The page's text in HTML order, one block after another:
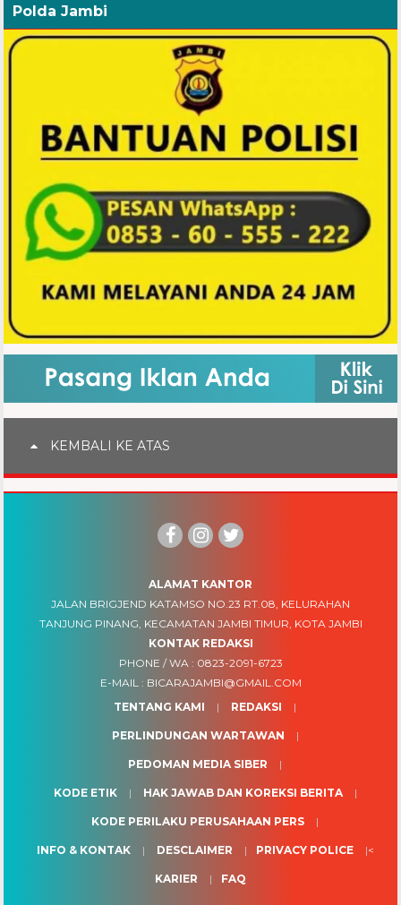
Polda Jambi
KEMBALI KE ATAS
ALAMAT KANTOR
JALAN BRIGJEND KATAMSO NO.23 RT.08, KELURAHAN
TANJUNG PINANG, KECAMATAN JAMBI TIMUR, KOTA JAMBI
KONTAK REDAKSI
PHONE / WA : 0823-2091-6723
E-MAIL : BICARAJAMBI@GMAIL.COM
TENTANG KAMI
REDAKSI
PERLINDUNGAN WARTAWAN
PEDOMAN MEDIA SIBER
KODE ETIK HAK JAWAB DAN KOREKSI BERITA
KODE PERILAKU PERUSAHAAN PERS
INFO & KONTAK DESCLAIMER PRIVACY POLICE <
KARIER FAQ